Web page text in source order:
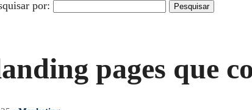
por:
pages que